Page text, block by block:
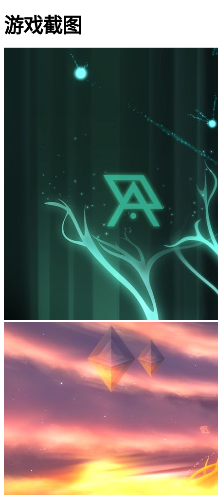
游戏截图